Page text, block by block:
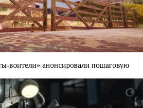
воители» анонсировали пошаговую